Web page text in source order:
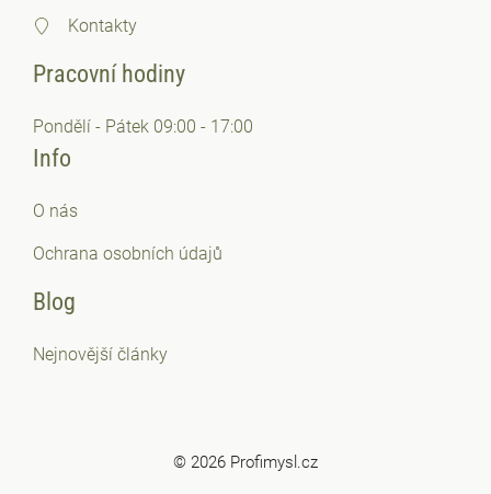
Kontakty
Pracovní hodiny
Pondělí - Pátek 09:00 - 17:00
Info
O nás
Ochrana osobních údajů
Blog
Nejnovější články
© 2026 Profimysl.cz